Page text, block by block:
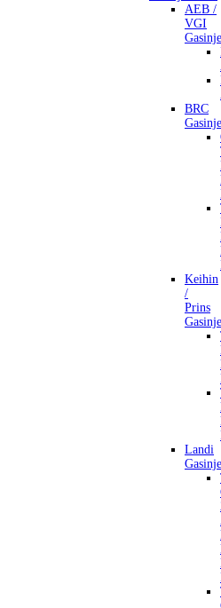
AEB /
VGI
BRC
Keihin
/
Prins
Landi